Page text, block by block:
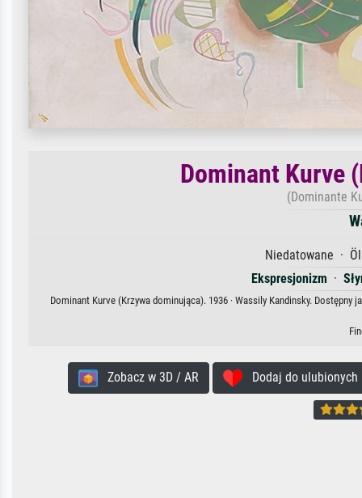
Dominant Kurve
(Dominante
Niedatowane ·
Ekspresjonizm ·
Dominant Kurve (Krzywa dominująca). 1936 · Wassily Kandinsky.
Zobacz w 3D / AR Dodaj do ulubionych